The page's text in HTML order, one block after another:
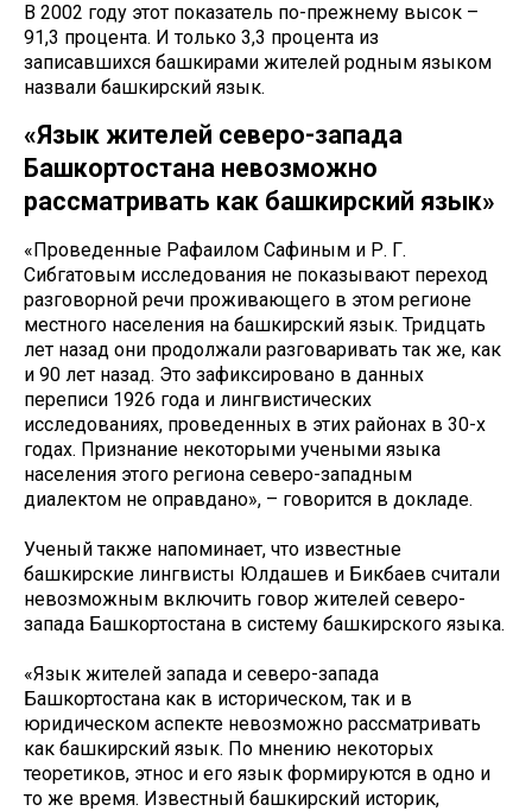
В 2002 году этот показатель по-прежнему высок –
91,3 процента. И только 3,3 процента из
записавшихся башкирами жителей родным языком
назвали башкирский язык.
«Язык жителей северо-запада
Башкортостана невозможно
рассматривать как башкирский язык»
«Проведенные Рафаилом Сафиным и Р. Г.
Сибгатовым исследования не показывают переход
разговорной речи проживающего в этом регионе
местного населения на башкирский язык. Тридцать
лет назад они продолжали разговаривать так же, как
и 90 лет назад. Это зафиксировано в данных
переписи 1926 года и лингвистических
исследованиях, проведенных в этих районах в 30-х
годах. Признание некоторыми учеными языка
населения этого региона северо-западным
диалектом не оправдано», – говорится в докладе.
Ученый также напоминает, что известные
башкирские лингвисты Юлдашев и Бикбаев считали
невозможным включить говор жителей северо-
запада Башкортостана в систему башкирского языка.
«Язык жителей запада и северо-запада
Башкортостана как в историческом, так и в
юридическом аспекте невозможно рассматривать
как башкирский язык. По мнению некоторых
теоретиков, этнос и его язык формируются в одно и
то же время. Известный башкирский историк,